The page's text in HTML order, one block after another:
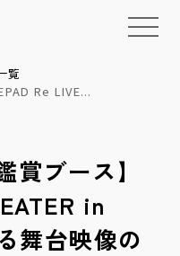
覧
Re LIVE...
賞ブース】
in
舞台映像の